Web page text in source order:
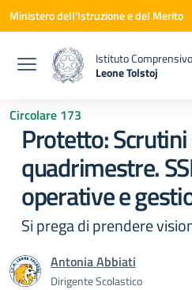
Vai ai contenuti
Vai al menu di navigazione
Vai al footer
Ministero dell'Istruzione e del Merito
Istituto
Leone Tolstoj
Circolare 173
Protetto:
quadrimestre.
operative e
Si prega di prendere
Antonia Abbiati
Dirigente Scolastico